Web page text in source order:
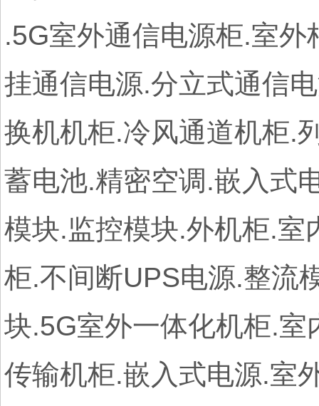
.5G室外通信电源柜.室
挂通信电源.分立式通信
换机机柜.冷风通道机柜.
蓄电池.精密空调.嵌入式
模块.监控模块.外机柜.室
柜.不间断UPS电源.整流
块.5G室外一体化机柜.
传输机柜.嵌入式电源.室